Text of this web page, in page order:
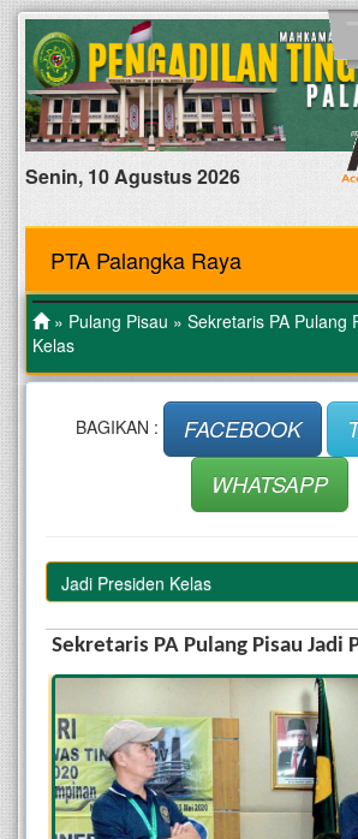
Senin, 10 Agustus 2026
PTA Palangka Raya
» Pulang Pisau » Sekretaris PA Pulang
Kelas
BAGIKAN : FACEBOOK
WHATSAPP
Jadi Presiden Kelas
Sekretaris PA Pulang Pisau Jadi